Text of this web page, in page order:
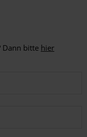
Dann bitte hier